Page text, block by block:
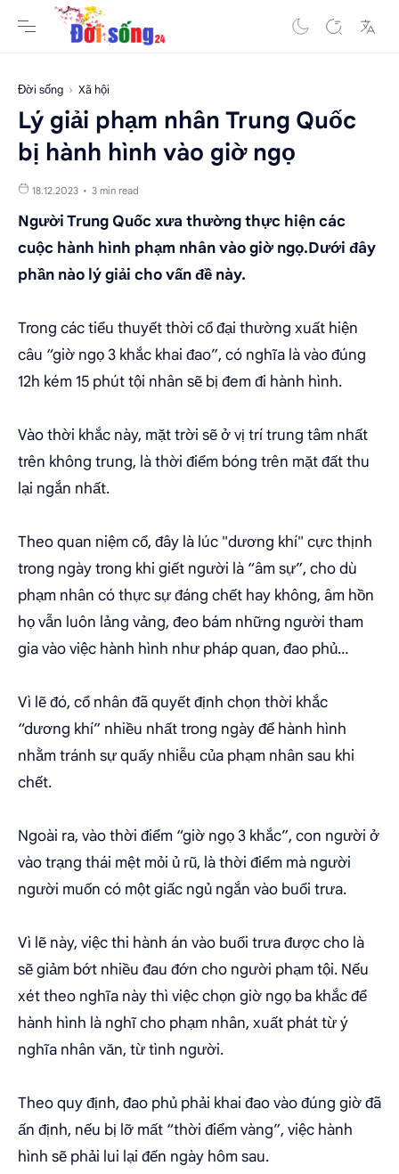
Đời sống Xã hội
Lý giải phạm nhân Trung Quốc
bị hành hình vào giờ ngọ
3 min read
Người Trung Quốc xưa thường thực hiện các
cuộc hành hình phạm nhân vào giờ ngọ.Dưới đây
phần nào lý giải cho vấn đề này.
Trong các tiểu thuyết thời cổ đại thường xuất hiện
câu “giờ ngọ 3 khắc khai đao”, có nghĩa là vào đúng
12h kém 15 phút tội nhân sẽ bị đem đi hành hình.
Vào thời khắc này, mặt trời sẽ ở vị trí trung tâm nhất
trên không trung, là thời điểm bóng trên mặt đất thu
lại ngắn nhất.
Theo quan niệm cổ, đây là lúc "dương khí" cực thịnh
trong ngày trong khi giết người là “âm sự”, cho dù
phạm nhân có thực sự đáng chết hay không, âm hồn
họ vẫn luôn lảng vảng, đeo bám những người tham
gia vào việc hành hình như pháp quan, đao phủ…
Vì lẽ đó, cổ nhân đã quyết định chọn thời khắc
“dương khí” nhiều nhất trong ngày để hành hình
nhằm tránh sự quấy nhiễu của phạm nhân sau khi
chết.
Ngoài ra, vào thời điểm “giờ ngọ 3 khắc”, con người ở
vào trạng thái mệt mỏi ủ rũ, là thời điểm mà người
người muốn có một giấc ngủ ngắn vào buổi trưa.
Vì lẽ này, việc thi hành án vào buổi trưa được cho là
sẽ giảm bớt nhiều đau đớn cho người phạm tội. Nếu
xét theo nghĩa này thì việc chọn giờ ngọ ba khắc để
hành hình là nghĩ cho phạm nhân, xuất phát từ ý
nghĩa nhân văn, từ tình người.
Theo quy định, đao phủ phải khai đao vào đúng giờ đã
ấn định, nếu bị lỡ mất “thời điểm vàng”, việc hành
hình sẽ phải lui lại đến ngày hôm sau.